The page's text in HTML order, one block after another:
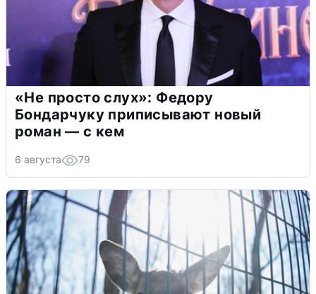
«Не просто слух»: Федору
Бондарчуку приписывают новый
роман — с кем
6 августа 79